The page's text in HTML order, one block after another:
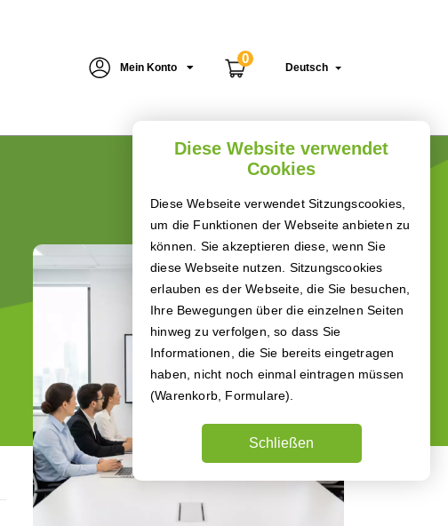
Mein Konto
0
Deutsch
Diese Website verwendet
Cookies
Diese Webseite verwendet Sitzungscookies,
um die Funktionen der Webseite anbieten zu
können. Sie akzeptieren diese, wenn Sie
diese Webseite nutzen. Sitzungscookies
erlauben es der Webseite, die Sie besuchen,
Ihre Bewegungen über die einzelnen Seiten
hinweg zu verfolgen, so dass Sie
Informationen, die Sie bereits eingetragen
haben, nicht noch einmal eintragen müssen
(Warenkorb, Formulare).
Schließen